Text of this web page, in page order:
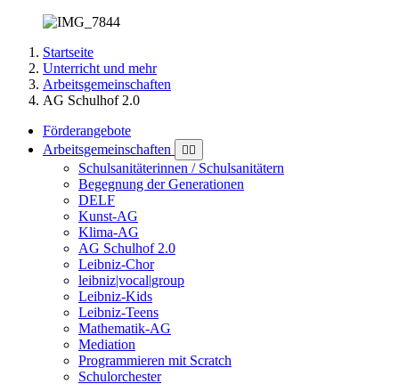
Startseite
Unterricht und mehr
Arbeitsgemeinschaften
AG Schulhof 2.0
Förderangebote
Arbeitsgemeinschaften
Schulsanitäterinnen / Schulsanitätern
Begegnung der Generationen
DELF
Kunst-AG
Klima-AG
AG Schulhof 2.0
Leibniz-Chor
leibniz|vocal|group
Leibniz-Kids
Leibniz-Teens
Mathematik-AG
Mediation
Programmieren mit Scratch
Schulorchester